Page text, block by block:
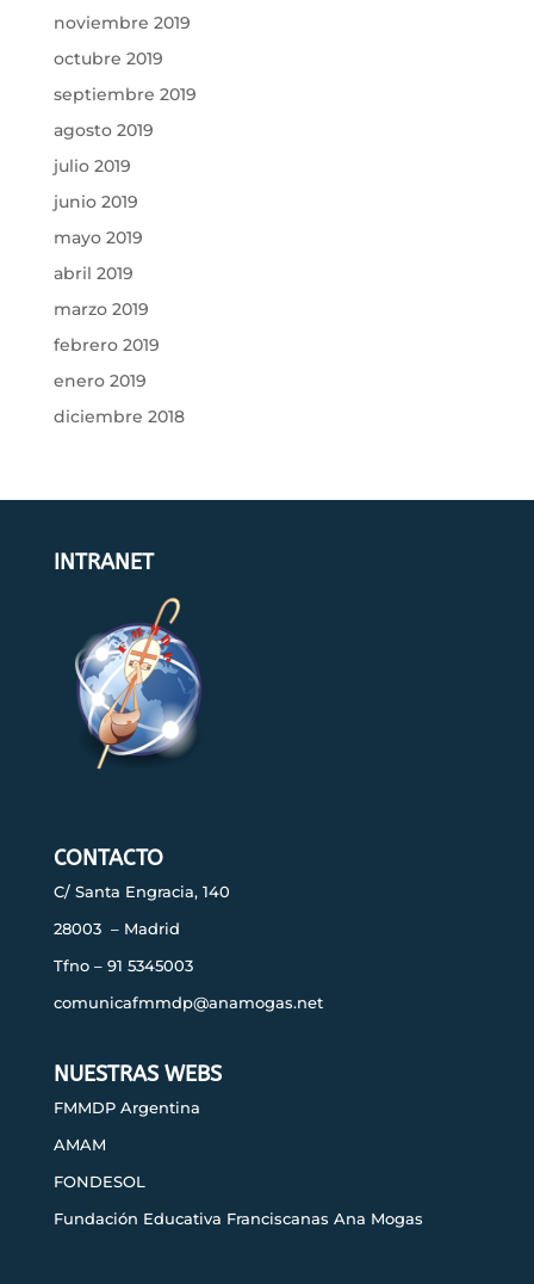
noviembre 2019
octubre 2019
septiembre 2019
agosto 2019
julio 2019
junio 2019
mayo 2019
abril 2019
marzo 2019
febrero 2019
enero 2019
diciembre 2018
INTRANET
CONTACTO
C/ Santa Engracia, 140
28003 – Madrid
Tfno – 91 5345003
comunicafmmdp@anamogas.net
NUESTRAS WEBS
FMMDP Argentina
AMAM
FONDESOL
Fundación Educativa Franciscanas Ana Mogas